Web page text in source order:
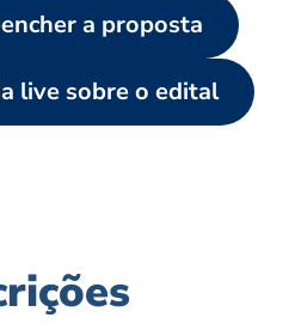
a proposta
live sobre o edital